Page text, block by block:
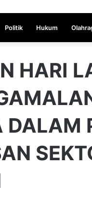
Politik Hukum
HARI
DALAM